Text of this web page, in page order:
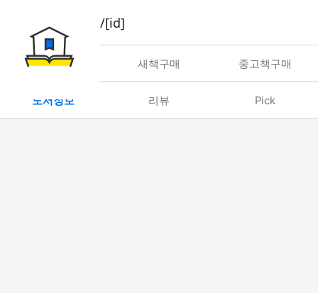
book/rent/[id]
대여 새책구매 중고책구매
도서정보 리뷰 Pick